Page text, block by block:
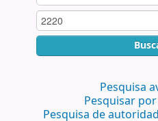
Pesquisa
Pesquisar
Pesquisa de